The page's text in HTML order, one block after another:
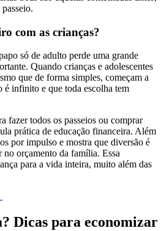
com as crianças?
só de adulto perde uma grande
Quando crianças e adolescentes
que de forma simples, começam a
é infinito e que toda escolha tem
fazer todos os passeios ou comprar
prática de educação financeira. Além
por impulso e mostra que diversão é
no orçamento da família. Essa
para a vida inteira, muito além das
Dicas para economizar